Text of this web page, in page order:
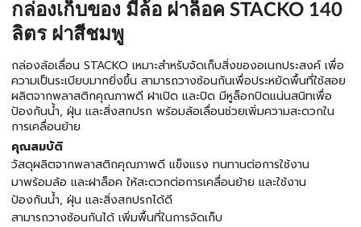
กล่องเก็บของ มีล้อ ฝาล็อค STACKO 140
ลิตร ฝาสีชมพู
กล่องล้อเลื่อน STACKO เหมาะสำหรับจัดเก็บสิ่งของอเนกประสงค์ เพื่อ
ความเป็นระเบียบมากยิ่งขึ้น สามารถวางซ้อนกันเพื่อประหยัดพื้นที่ใช้สอย
ผลิตจากพลาสติกคุณภาพดี ฝาเปิด และปิด มีหูล็อกปิดแน่นสนิทเพื่อ
ป้องกันน้ำ, ฝุ่น และสิ่งสกปรก พร้อมล้อเลื่อนช่วยเพิ่มความสะดวกใน
การเคลื่อนย้าย
คุณสมบัติ
วัสดุผลิตจากพลาสติกคุณภาพดี แข็งแรง ทนทานต่อการใช้งาน
มาพร้อมล้อ และฝาล็อค ให้สะดวกต่อการเคลื่อนย้าย และใช้งาน
ป้องกันน้ำ, ฝุ่น และสิ่งสกปรกได้ดี
สามารถวางซ้อนกันได้ เพิ่มพื้นที่ในการจัดเก็บ